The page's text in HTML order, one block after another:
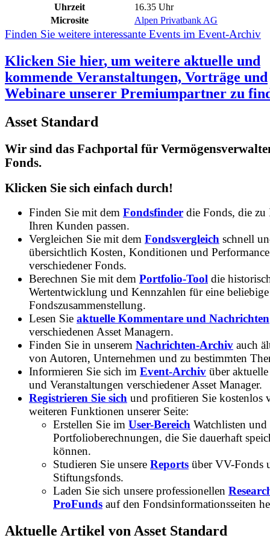
Uhrzeit
16.35 Uhr
Microsite
Alpen Privatbank AG
Finden Sie weitere interessante Events im Event-Archiv
Klicken Sie hier, um weitere aktuelle und
kommende Veranstaltungen, Vorträge und
Webinare unserer Premiumpartner zu
Asset Standard
Wir sind das Fachportal für
Fonds.
Klicken Sie sich einfach durch!
Finden Sie mit dem Fondsfinder die Fonds, die zu
Ihren Kunden passen.
Vergleichen Sie mit dem Fondsvergleich schnell
übersichtlich Kosten, Konditionen und Performance
verschiedener Fonds.
Berechnen Sie mit dem Portfolio-Tool die
Wertentwicklung und Kennzahlen für eine beliebige
Fondszusammenstellung.
Lesen Sie aktuelle Kommentare und Nachrichten
verschiedenen Asset Managern.
Finden Sie in unserem Nachrichten-Archiv auch
von Autoren, Unternehmen und zu bestimmten
Informieren Sie sich im Event-Archiv über
und Veranstaltungen verschiedener Asset Manager.
Registrieren Sie sich und profitieren Sie kostenlos
weiteren Funktionen unserer Seite:
Erstellen Sie im User-Bereich Watchlisten und
Portfolioberechnungen, die Sie dauerhaft
können.
Studieren Sie unsere Reports über VV-Fonds
Stiftungsfonds.
Laden Sie sich unsere professionellen
ProFunds auf den Fondsinformationsseiten
Aktuelle Artikel von Asset Standard